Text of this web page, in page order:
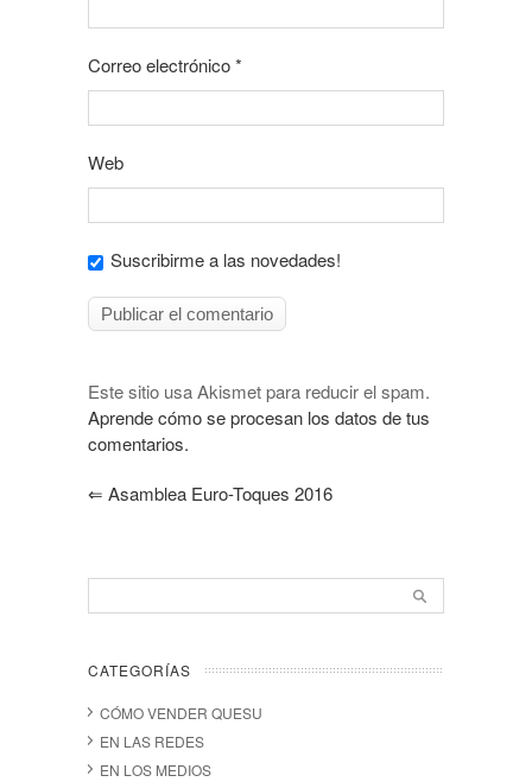
Correo electrónico*
Web
Suscribirme a las novedades!
Este sitio usa Akismet para reducir el spam.
Aprende cómo se procesan los datos de tus
comentarios.
⇐ Asamblea Euro-Toques 2016
CATEGORÍAS
CÓMO VENDER QUESU
EN LAS REDES
EN LOS MEDIOS